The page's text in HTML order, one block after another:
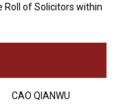
Roll of Solicitors within
CAO QIANWU